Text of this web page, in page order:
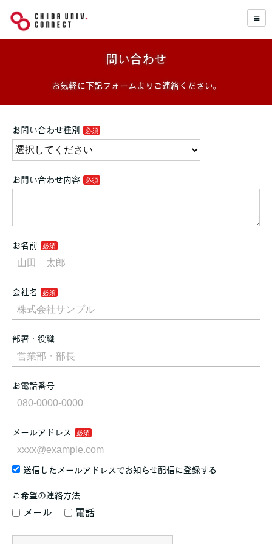
問い合わせ
お気軽に下記フォームよりご連絡ください。
お問い合わせ種別
お問い合わせ内容
お名前
会社名
部署・役職
お電話番号
メールアドレス
送信したメールアドレスでお知らせ配信に登録する
ご希望の連絡方法
メール 電話